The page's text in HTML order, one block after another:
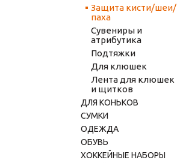
Защита кисти/шеи/
паха
Сувениры и
атрибутика
Подтяжки
Для клюшек
Лента для клюшек
и щитков
ДЛЯ КОНЬКОВ
СУМКИ
ОДЕЖДА
ОБУВЬ
ХОККЕЙНЫЕ НАБОРЫ